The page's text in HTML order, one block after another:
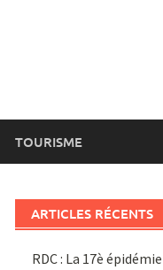
TOURISME
ARTICLES RÉCENTS
RDC : La 17è